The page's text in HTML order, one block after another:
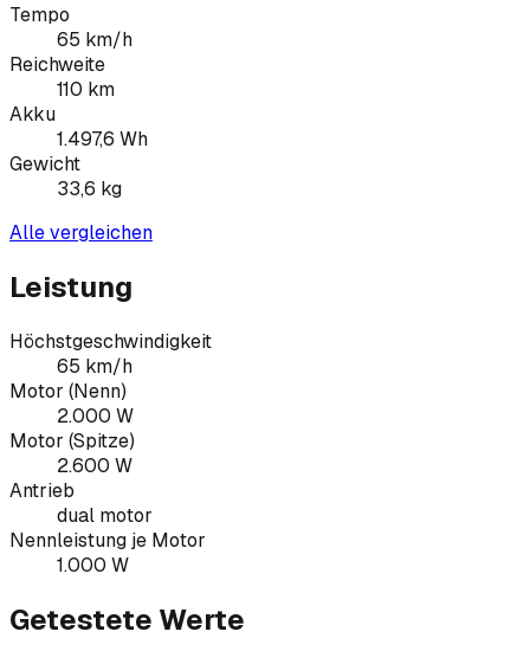
Tempo
65 km/h
Reichweite
110 km
Akku
1.497,6 Wh
Gewicht
33,6 kg
Alle vergleichen
Leistung
Höchstgeschwindigkeit
65 km/h
Motor (Nenn)
2.000 W
Motor (Spitze)
2.600 W
Antrieb
dual motor
Nennleistung je Motor
1.000 W
Getestete Werte